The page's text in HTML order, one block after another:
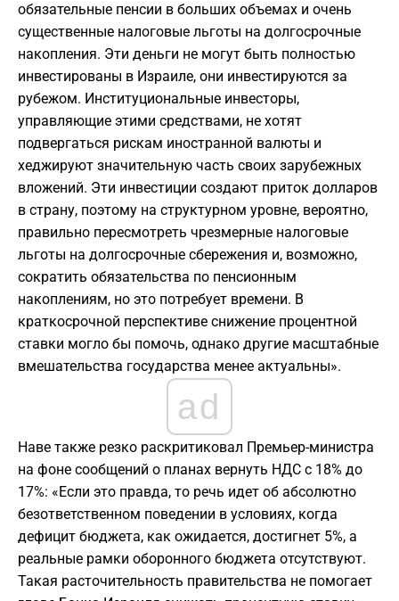
обязательные пенсии в больших объемах и очень
существенные налоговые льготы на долгосрочные
накопления. Эти деньги не могут быть полностью
инвестированы в Израиле, они инвестируются за
рубежом. Институциональные инвесторы,
управляющие этими средствами, не хотят
подвергаться рискам иностранной валюты и
хеджируют значительную часть своих зарубежных
вложений. Эти инвестиции создают приток долларов
в страну, поэтому на структурном уровне, вероятно,
правильно пересмотреть чрезмерные налоговые
льготы на долгосрочные сбережения и, возможно,
сократить обязательства по пенсионным
накоплениям, но это потребует времени. В
краткосрочной перспективе снижение процентной
ставки могло бы помочь, однако другие масштабные
вмешательства государства менее актуальны».
ad
Наве также резко раскритиковал Премьер-министра
на фоне сообщений о планах вернуть НДС с 18% до
17%: «Если это правда, то речь идет об абсолютно
безответственном поведении в условиях, когда
дефицит бюджета, как ожидается, достигнет 5%, а
реальные рамки оборонного бюджета отсутствуют.
Такая расточительность правительства не помогает